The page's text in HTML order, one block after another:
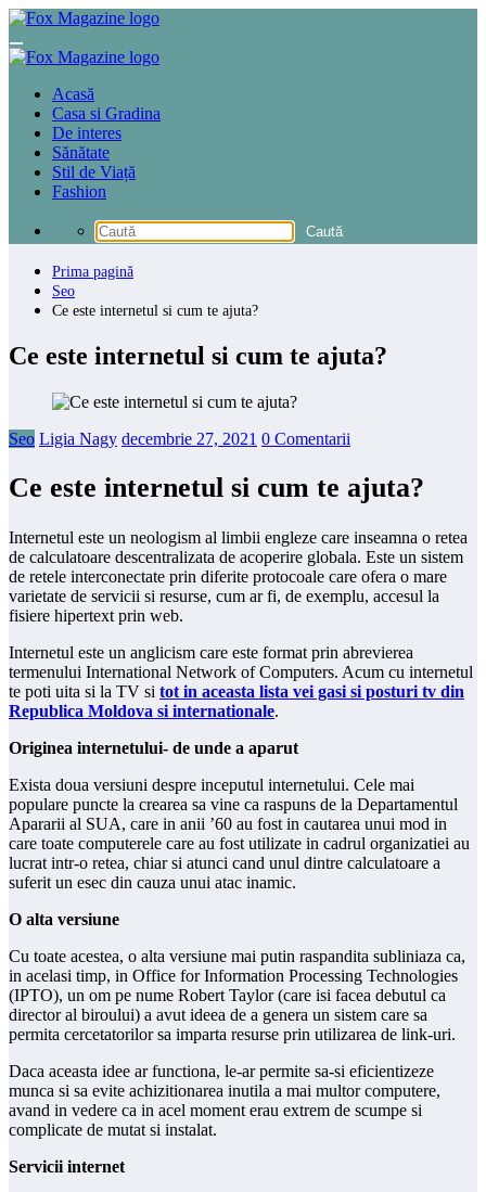
Sari
conținut
Acasă
Casa si Gradina
De interes
Sănătate
Stil de Viață
Fashion
Prima pagină
Seo
Ce este internetul si cum te ajuta?
Ce este internetul si cum te ajuta?
Seo Ligia Nagy decembrie 27, 2021 0 Comentarii
Ce este internetul si cum te ajuta?
Internetul este un neologism al limbii engleze care inseamna o retea
de calculatoare descentralizata de acoperire globala. Este un sistem
de retele interconectate prin diferite protocoale care ofera o mare
varietate de servicii si resurse, cum ar fi, de exemplu, accesul la
fisiere hipertext prin web.
Internetul este un anglicism care este format prin abrevierea
termenului International Network of Computers. Acum cu internetul
te poti uita si la TV si tot in aceasta lista vei gasi si posturi tv din
Republica Moldova si internationale.
Originea internetului- de unde a aparut
Exista doua versiuni despre inceputul internetului. Cele mai
populare puncte la crearea sa vine ca raspuns de la Departamentul
Apararii al SUA, care in anii ’60 au fost in cautarea unui mod in
care toate computerele care au fost utilizate in cadrul organizatiei au
lucrat intr-o retea, chiar si atunci cand unul dintre calculatoare a
suferit un esec din cauza unui atac inamic.
O alta versiune
Cu toate acestea, o alta versiune mai putin raspandita subliniaza ca,
in acelasi timp, in Office for Information Processing Technologies
(IPTO), un om pe nume Robert Taylor (care isi facea debutul ca
director al biroului) a avut ideea de a genera un sistem care sa
permita cercetatorilor sa imparta resurse prin utilizarea de link-uri.
Daca aceasta idee ar functiona, le-ar permite sa-si eficientizeze
munca si sa evite achizitionarea inutila a mai multor computere,
avand in vedere ca in acel moment erau extrem de scumpe si
complicate de mutat si instalat.
Servicii internet